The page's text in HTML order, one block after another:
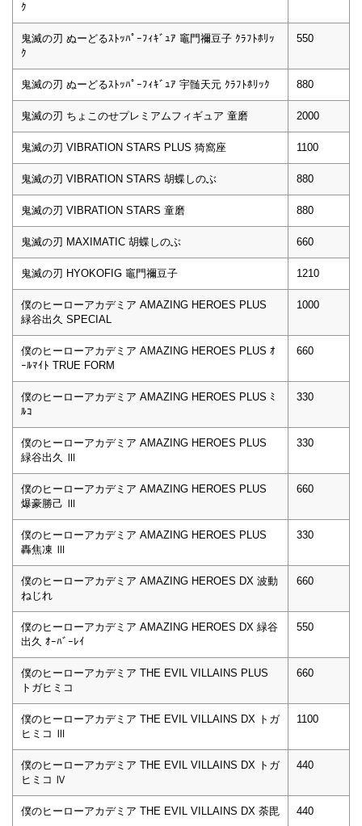
ｸ
鬼滅の刃 ぬーどるｽﾄｯﾊﾟｰﾌｨｷﾞｭｱ 竈門禰豆子 ｸﾗﾌﾄﾎﾘｯ
ｸ
550
鬼滅の刃 ぬーどるｽﾄｯﾊﾟｰﾌｨｷﾞｭｱ 宇髄天元 ｸﾗﾌﾄﾎﾘｯｸ 880
鬼滅の刃 ちょこのせプレミアムフィギュア 童磨 2000
鬼滅の刃 VIBRATION STARS PLUS 猗窩座 1100
鬼滅の刃 VIBRATION STARS 胡蝶しのぶ 880
鬼滅の刃 VIBRATION STARS 童磨 880
鬼滅の刃 MAXIMATIC 胡蝶しのぶ 660
鬼滅の刃 HYOKOFIG 竈門禰豆子 1210
僕のヒーローアカデミア AMAZING HEROES PLUS
緑谷出久 SPECIAL
1000
僕のヒーローアカデミア AMAZING HEROES PLUS ｵ
ｰﾙﾏｲﾄ TRUE FORM
660
僕のヒーローアカデミア AMAZING HEROES PLUS ﾐ
ﾙｺ
330
僕のヒーローアカデミア AMAZING HEROES PLUS
緑谷出久 Ⅲ
330
僕のヒーローアカデミア AMAZING HEROES PLUS
爆豪勝己 Ⅲ
660
僕のヒーローアカデミア AMAZING HEROES PLUS
轟焦凍 Ⅲ
330
僕のヒーローアカデミア AMAZING HEROES DX 波動
ねじれ
660
僕のヒーローアカデミア AMAZING HEROES DX 緑谷
出久 ｵｰﾊﾞｰﾚｲ
550
僕のヒーローアカデミア THE EVIL VILLAINS PLUS
トガヒミコ
660
僕のヒーローアカデミア THE EVIL VILLAINS DX トガ
ヒミコ Ⅲ
1100
僕のヒーローアカデミア THE EVIL VILLAINS DX トガ
ヒミコ Ⅳ
440
僕のヒーローアカデミア THE EVIL VILLAINS DX 荼毘 440